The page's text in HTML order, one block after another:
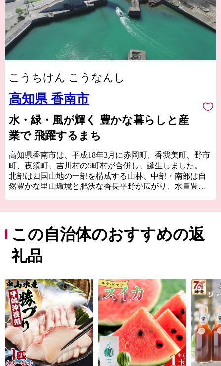
こうちけん こうなんし
高知県 香南市
水・緑・風が輝く 豊かな暮らしと産
業で 飛躍するまち
高知県香南市は、平成18年3月に赤岡町、香我美町、野市
町、夜須町、吉川村の5町村が合併し、誕生しました。
北部は四国山地の一部を構成する山林、中部・南部は自
然豊かな里山環境と肥沃な香長平野が広がり、水量豊か
ち“香南市”」をキャッチフレーズに、市民一人ひとりが
幸せを実感できる元気なまちづくりを目指しています。
この自治体のおすすめの返
礼品